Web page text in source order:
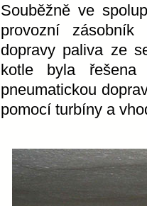
Souběžně ve
provozní
dopravy paliva ze
kotle byla řešena
pneumatickou
pomocí turbíny a